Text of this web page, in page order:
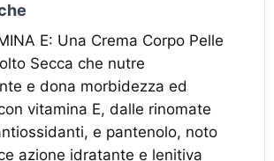
E: Una Crema Corpo Pelle
Secca che nutre
e dona morbidezza ed
vitamina E, dalle rinomate
e pantenolo, noto
azione idratante e lenitiva